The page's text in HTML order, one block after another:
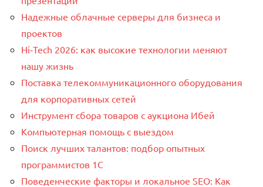
Надежные облачные серверы для бизнеса и
проектов
Hi‑Tech 2026: как высокие технологии меняют
нашу жизнь
Поставка телекоммуникационного оборудования
для корпоративных сетей
Инструмент сбора товаров с аукциона Ибей
Компьютерная помощь с выездом
Поиск лучших талантов: подбор опытных
программистов 1C
Поведенческие факторы и локальное SEO: Как